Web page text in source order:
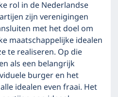
rol in de Nederlandse
zijn verenigingen
met het doel om
maatschappelijke idealen
te realiseren. Op die
als een belangrijk
burger en het
idealen even fraai. Het